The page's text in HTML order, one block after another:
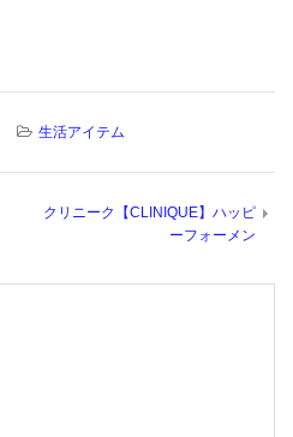
生活アイテム
クリニーク【CLINIQUE】ハッピ
ーフォーメン